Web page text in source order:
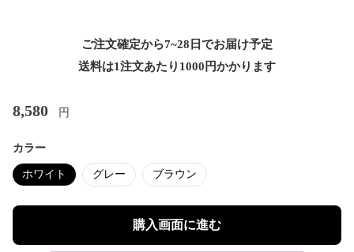
ご注文確定から7~28日でお届け予定
送料は1注文あたり 1000 円かかります
8,580 円
カラー
ホワイト グレー ブラウン
購入画面に進む